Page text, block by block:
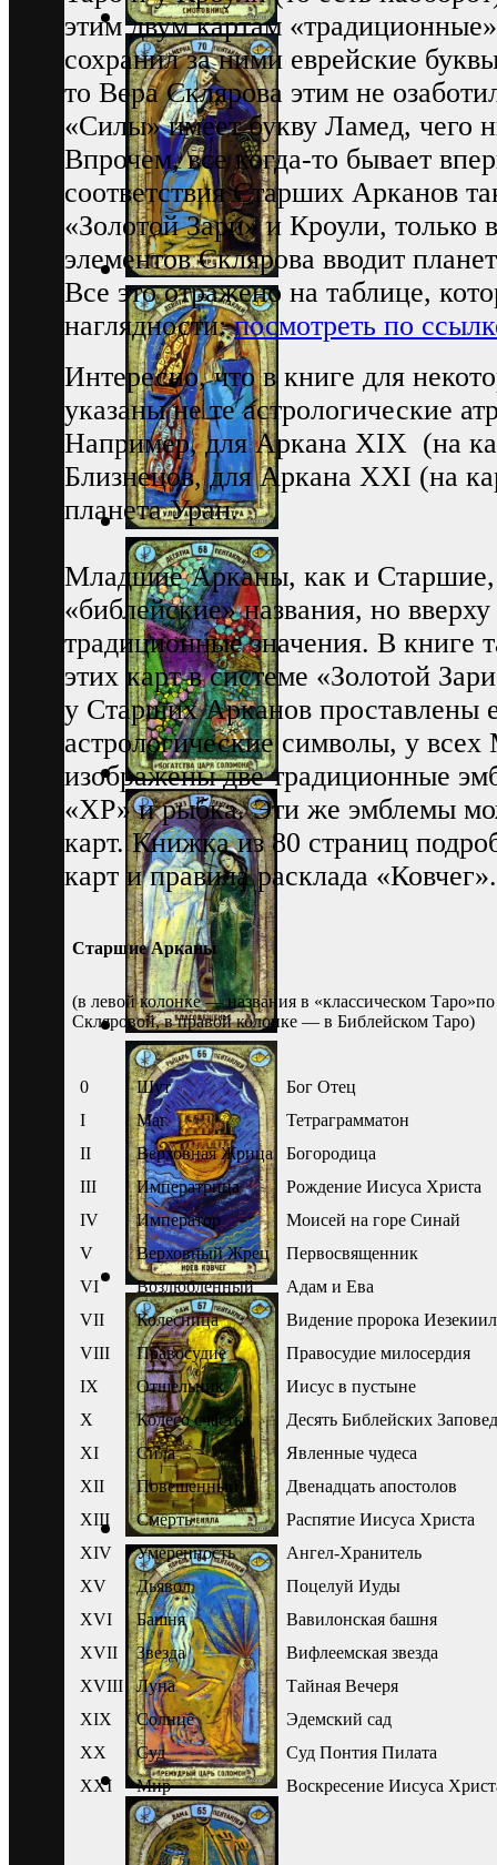
этим двум картам
сохранил за ними еврейские
то Вера Склярова этим не
«Силы» имеет букву Ламед, чего
Впрочем, все когда-то бывает
соответствия Старших Арканов
«Золотой Зари» и Кроули, только
элементов Склярова вводит
Все это отражено на таблице,
наглядности:посмотреть по
Интересно, что в книге для
указаны не те астрологические
Например, для Аркана XIX (на
Близнецов, для Аркана XXI (на
планета Уран.
Младшие Арканы, как и
«библейские» названия, но
традиционные значения. В книге
этих карт в системе «Золотой
у Старших Арканов проставлены
астрологические символы, у
изображены две традиционные
«ХР» и рыбка. Эти же эмблемы
карт. Книжка из 80 страниц
карт и правила расклада «Ковчег».
Старшие Арканы
(в левой колонке — названия в «классическом
Скляровой, в правой колонке — в Библейском Таро)
0 Шут
Бог Отец
I
Маг
Тетраграмматон
II
Верховная Жрица
Богородица
III
Императрица
Рождение Иисуса Христа
IV
Император
Моисей на горе Синай
V
Верховный Жрец
Первосвященник
VI
Возлюбленный
Адам и Ева
VII
Колесница
Видение пророка
VIII
Правосудие
Правосудие милосердия
IX
Отшельник
Иисус в пустыне
X
Колесо счастья
Десять Библейских
XI
Сила
Явленные чудеса
XII
Повешенный
Двенадцать апостолов
XIII
Смерть
Распятие Иисуса Христа
XIV
Умеренность
Ангел-Хранитель
XV
Дьявол
Поцелуй Иуды
XVI
Башня
Вавилонская башня
XVII
Звезда
Вифлеемская звезда
XVIII
Луна
Тайная Вечеря
XIX
Солнце
Эдемский сад
XX
Суд
Суд Понтия Пилата
XXI
Мир Воскресение Иисуса